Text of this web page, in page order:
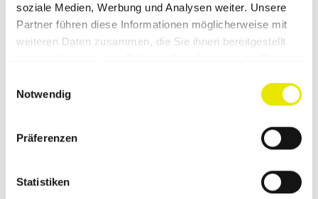
soziale Medien, Werbung und Analysen weiter. Unsere
Partner führen diese Informationen möglicherweise mit
weiteren Daten zusammen, die Sie ihnen bereitgestellt
Notwendig
Präferenzen
Statistiken